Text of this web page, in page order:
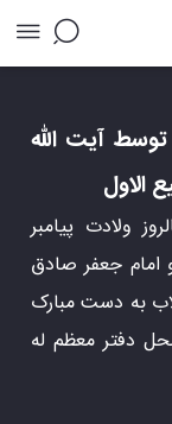
آیت الله
ولادت پیامبر
امام جعفر صادق
به دست مبارک
دفتر معظم له